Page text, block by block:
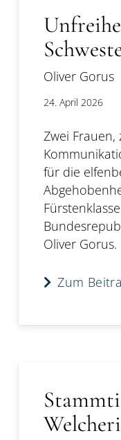
Oliver Gorus
24. April 2026
Zwei Frauen,
für die
Oliver Gorus.
Zum